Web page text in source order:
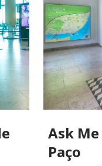
Ask
Paço